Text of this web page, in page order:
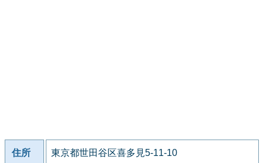
住所
東京都世田谷区喜多見5-11-10